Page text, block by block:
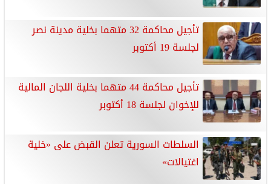
تأجيل محاكمة 32 متهما بخلية مدينة نصر
لجلسة 19 أكتوبر
تأجيل محاكمة 44 متهما بخلية اللجان المالية
للإخوان لجلسة 18 أكتوبر
السلطات السورية تعلن القبض على «خلية
اغتيالات»